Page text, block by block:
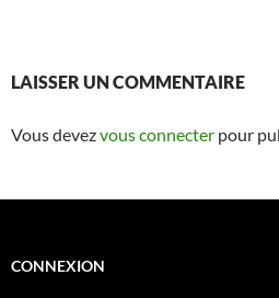
LAISSER UN COMMENTAIRE
Vous devezvous connecter pour
CONNEXION